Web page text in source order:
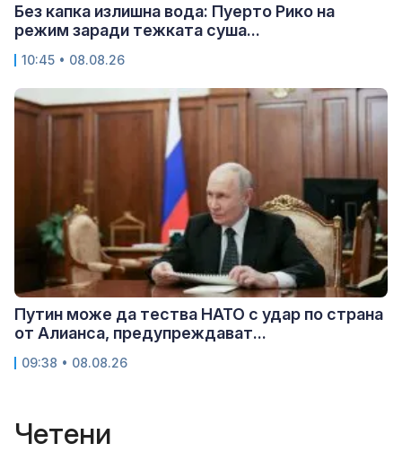
Без капка излишна вода: Пуерто Рико на
режим заради тежката суша...
10:45 • 08.08.26
Путин може да тества НАТО с удар по страна
от Алианса, предупреждават...
09:38 • 08.08.26
Четени